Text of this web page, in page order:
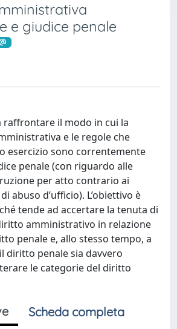
e giudice penale
raffrontare il modo in cui la
e le regole che
esercizio sono correntemente
penale (con riguardo alle
per atto contrario ai
abuso d’ufficio). L’obiettivo è
tende ad accertare la tenuta di
amministrativo in relazione
penale e, allo stesso tempo, a
diritto penale sia davvero
le categorie del diritto
Scheda completa